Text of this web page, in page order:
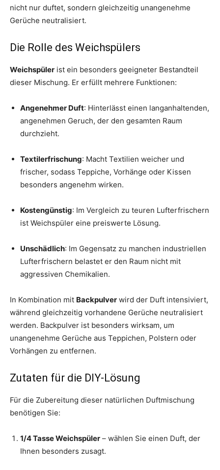
nicht nur duftet, sondern gleichzeitig unangenehme
Gerüche neutralisiert.
Die Rolle des Weichspülers
Weichspüler ist ein besonders geeigneter Bestandteil
dieser Mischung. Er erfüllt mehrere Funktionen:
Angenehmer Duft: Hinterlässt einen langanhaltenden,
angenehmen Geruch, der den gesamten Raum
durchzieht.
Textilerfrischung: Macht Textilien weicher und
frischer, sodass Teppiche, Vorhänge oder Kissen
besonders angenehm wirken.
Kostengünstig: Im Vergleich zu teuren Lufterfrischern
ist Weichspüler eine preiswerte Lösung.
Unschädlich: Im Gegensatz zu manchen industriellen
Lufterfrischern belastet er den Raum nicht mit
aggressiven Chemikalien.
In Kombination mit Backpulver wird der Duft intensiviert,
während gleichzeitig vorhandene Gerüche neutralisiert
werden. Backpulver ist besonders wirksam, um
unangenehme Gerüche aus Teppichen, Polstern oder
Vorhängen zu entfernen.
Zutaten für die DIY-Lösung
Für die Zubereitung dieser natürlichen Duftmischung
benötigen Sie:
1/4 Tasse Weichspüler – wählen Sie einen Duft, der
Ihnen besonders zusagt.